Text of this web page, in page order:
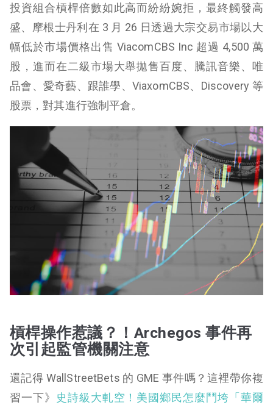
投資組合槓桿倍數如此高而紛紛婉拒，最終觸發高
盛、摩根士丹利在 3 月 26 日透過大宗交易市場以大
幅低於市場價格出售 ViacomCBS Inc 超過 4,500 萬
股，進而在二級市場大舉拋售百度、騰訊音樂、唯
品會、愛奇藝、跟誰學、ViaxomCBS、Discovery 等
股票，對其進行強制平倉。
槓桿操作惹議？！Archegos 事件再
次引起監管機關注意
還記得 WallStreetBets 的 GME 事件嗎？這裡帶你複
習一下》
史詩級大軋空！美國鄉民怎麼鬥垮「華爾